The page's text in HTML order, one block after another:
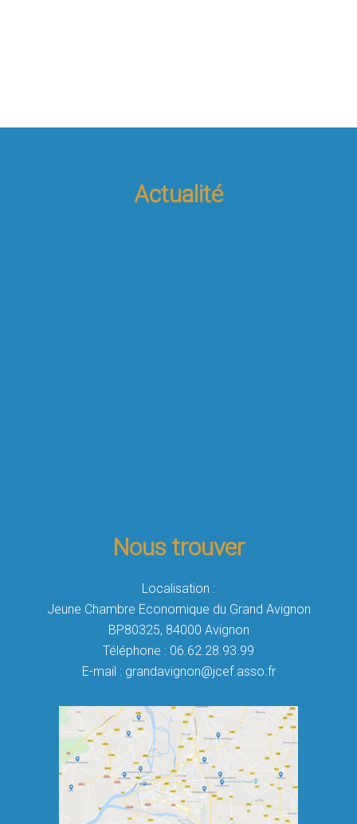
Actualité
Nous trouver
Localisation :
Jeune Chambre Economique du Grand Avignon
BP80325, 84000 Avignon
Téléphone : 06.62.28.93.99
E-mail : grandavignon@jcef.asso.fr